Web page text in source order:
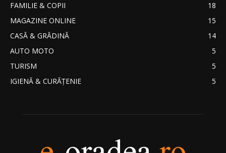
FAMILIE & COPII
18
MAGAZINE ONLINE
15
CASĂ & GRĂDINĂ
14
AUTO MOTO
5
TURISM
5
IGIENĂ & CURĂŢENIE
5